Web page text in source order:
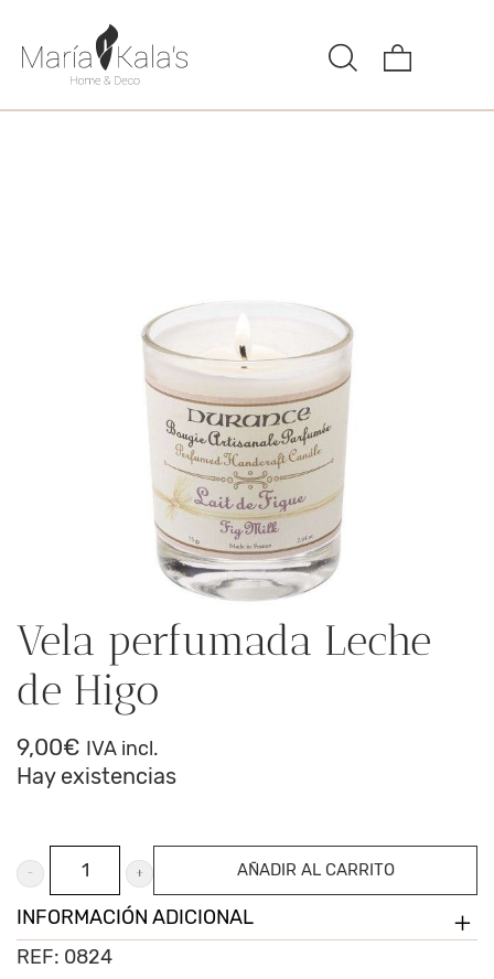
Vela perfumada Leche
de Higo
9,00€ IVA incl.
Hay existencias
Vela
perfumada
Leche
de
AÑADIR AL CARRITO
INFORMACIÓN ADICIONAL
REF: 0824